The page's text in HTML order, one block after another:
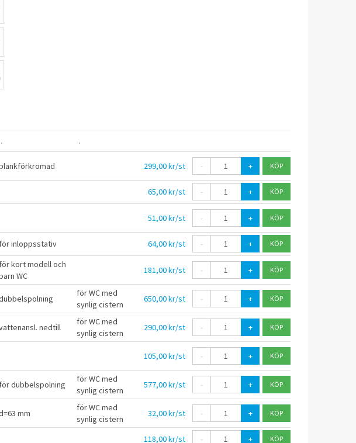
. .
299,00 kr/st - +
65,00 kr/st - +
51,00 kr/st - +
för inloppsstativ 64,00 kr/st - +
för kort modell och
WC
181,00 kr/st - +
för WC med
synlig cistern
650,00 kr/st - +
nedtill
för WC med
synlig cistern
290,00 kr/st - +
105,00 kr/st - +
för dubbelspolning
för WC med
synlig cistern
577,00 kr/st - +
mm
för WC med
synlig cistern
32,00 kr/st - +
118,00 kr/st - +